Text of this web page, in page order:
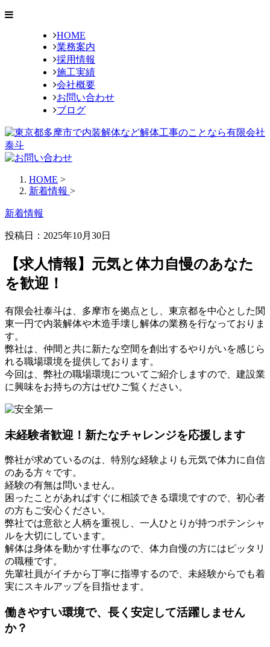
HOME
業務案内
採用情報
施工実績
会社概要
お問い合わせ
ブログ
HOME >
新着情報 >
新着情報
投稿日：2025年10月30日
【求人情報】元気と体力自慢のあなた
を歓迎！
有限会社泰斗は、多摩市を拠点とし、東京都を中心とした関
東一円で内装解体や木造手壊し解体の業務を行なっておりま
す。
弊社は、仲間と共に新たな空間を創出するやりがいを感じら
れる職場環境を提供しております。
今回は、弊社の職場環境についてご紹介しますので、建設業
に興味をお持ちの方はぜひご覧ください。
未経験者歓迎！新たなチャレンジを応援します
弊社が求めているのは、特別な経験よりも元気で体力に自信
のある方々です。
経験の有無は問いません。
困ったことがあればすぐに相談できる環境ですので、初心者
の方もご安心ください。
弊社では意欲と人柄を重視し、一人ひとりが持つポテンシャ
ルを大切にしています。
解体は身体を動かす仕事なので、体力自慢の方にはピッタリ
の職種です。
先輩社員がイチから丁寧に指導するので、未経験からでも着
実にスキルアップを目指せます。
働きやすい環境で、長く安定して活躍しません
か？